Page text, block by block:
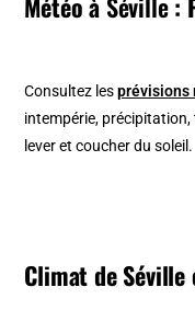
Consultez lesprévisions
intempérie,
lever et coucher du soleil.
Climat de Séville